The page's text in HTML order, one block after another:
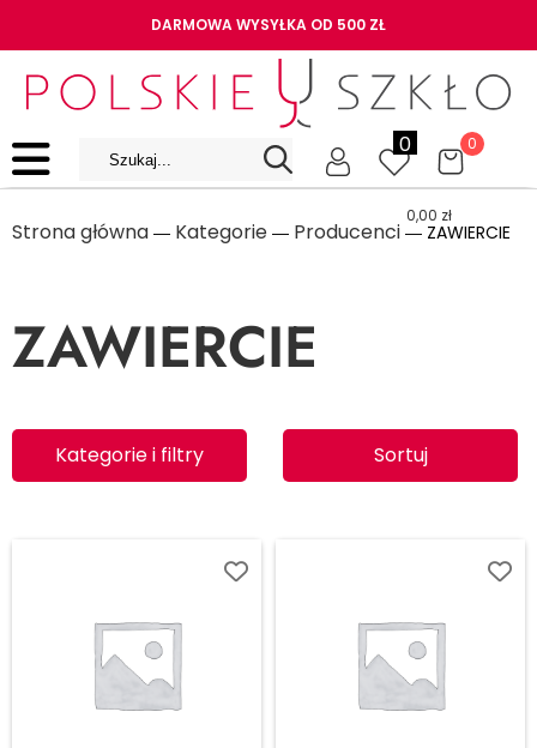
DARMOWA WYSYŁKA OD 500 ZŁ
0 0
0,00 zł
Strona główna ― Kategorie ― Producenci ― ZAWIERCIE
ZAWIERCIE
Kategorie i filtry Sortuj